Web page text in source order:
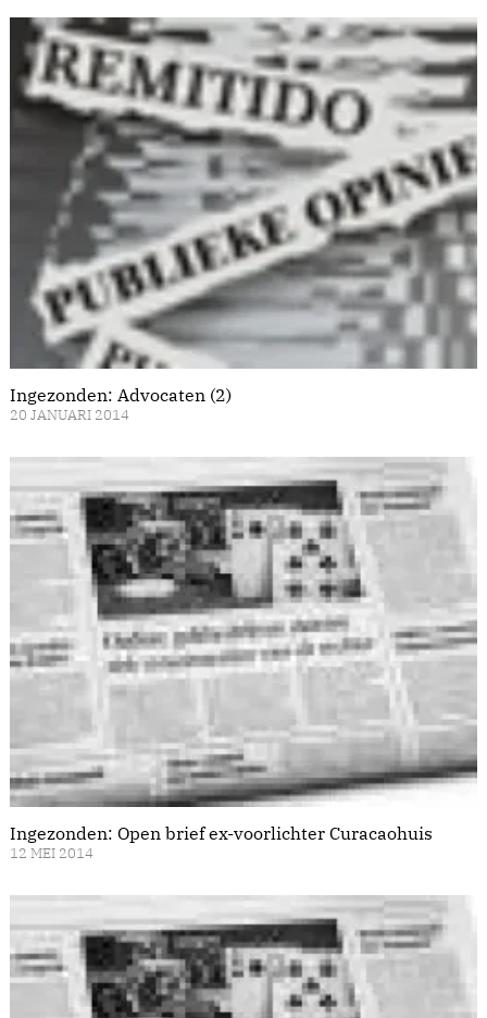
Ingezonden: Advocaten (2)
20 JANUARI 2014
Ingezonden: Open brief ex-voorlichter Curacaohuis
12 MEI 2014